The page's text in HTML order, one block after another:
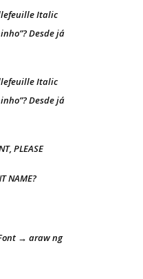
Italic
Desde já
Italic
Desde já
PLEASE
NAME?
→ araw ng